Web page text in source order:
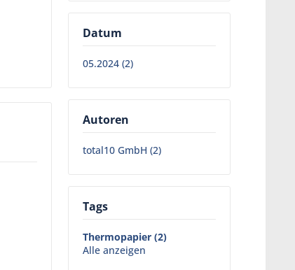
Datum
05.2024 (2)
Autoren
total10 GmbH (2)
Tags
Thermopapier (2)
Alle anzeigen